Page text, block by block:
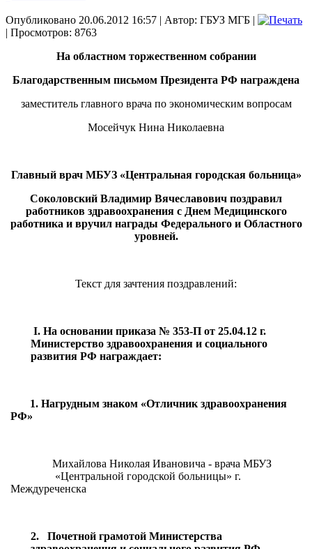
Опубликовано 20.06.2012 16:57 | Автор: ГБУЗ МГБ |
| Просмотров: 8763
На областном торжественном собрании
Благодарственным письмом Президента РФ награждена
заместитель главного врача по экономическим вопросам
Мосейчук Нина Николаевна
Главный врач МБУЗ «Центральная городская больница»
Соколовский Владимир Вячеславович поздравил
работников здравоохранения с Днем Медицинского
работника и вручил награды Федерального и Областного
уровней.
Текст для зачтения поздравлений:
I. На основании приказа № 353-П от 25.04.12 г.
Министерство здравоохранения и социального
развития РФ награждает:
1. Нагрудным знаком «Отличник здравоохранения
РФ»
Михайлова Николая Ивановича - врача МБУЗ
«Центральной городской больницы» г.
Междуреченска
2. Почетной грамотой Министерства